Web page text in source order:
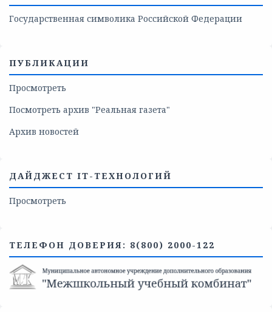
Государственная символика Российской Федерации
ПУБЛИКАЦИИ
Просмотреть
Посмотреть архив "Реальная газета"
Архив новостей
ДАЙДЖЕСТ IT-ТЕХНОЛОГИЙ
Просмотреть
ТЕЛЕФОН ДОВЕРИЯ: 8(800) 2000-122